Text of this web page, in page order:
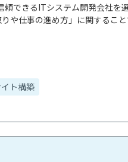
できるITシステム開発会社を
や仕事の進め方」に関すること
ト構築